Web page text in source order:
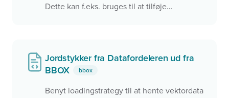
Dette kan f.eks. bruges til at tilføje
højere grad af genbrug ved at de samme
data bruges i forskelige sammenhæng.
Jordstykker fra Datafordeleren ud fra
BBOX
bbox
Benyt loadingstrategy til at hente vektordata